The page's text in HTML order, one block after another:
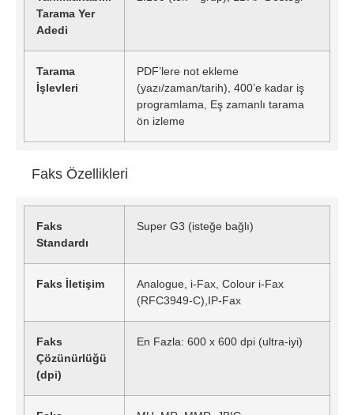
Tarama Yer
Adedi
Tarama
İşlevleri
PDF’lere not ekleme
(yazı/zaman/tarih), 400’e kadar iş
programlama, Eş zamanlı tarama
ön izleme
Faks Özellikleri
Faks
Standardı
Super G3 (isteğe bağlı)
Faks İletişim
Analogue, i-Fax, Colour i-Fax
(RFC3949-C),IP-Fax
Faks
Çözünürlüğü
(dpi)
En Fazla: 600 x 600 dpi (ultra-iyi)